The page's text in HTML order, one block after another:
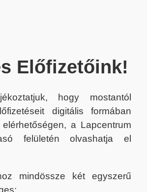
Előfizetőink!
hogy mostantól
digitális formában
a Lapcentrum
felületén olvashatja el
mindössze két egyszerű